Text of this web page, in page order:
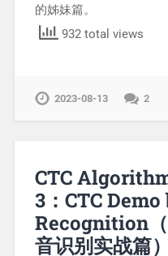
的姊妹篇。
932 total views
2023-08-13 2
CTC
3：CTC
Recognition
音识别实战篇）